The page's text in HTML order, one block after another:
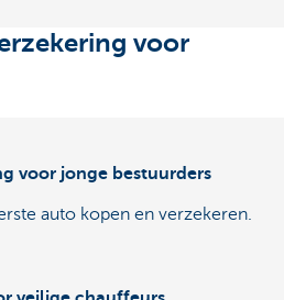
voor
voor jonge bestuurders
auto kopen en verzekeren.